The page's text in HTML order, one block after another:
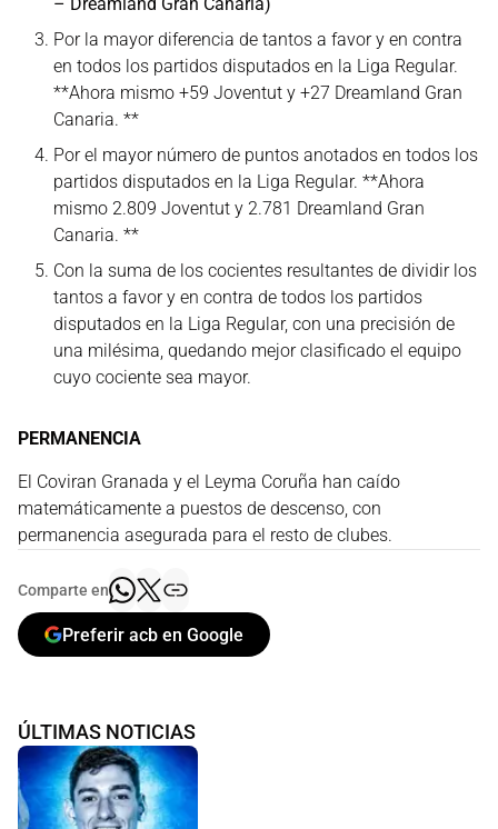
Por la mayor diferencia de tantos a favor y en contra
en todos los partidos disputados en la Liga Regular.
**Ahora mismo +59 Joventut y +27 Dreamland Gran
Canaria. **
Por el mayor número de puntos anotados en todos los
partidos disputados en la Liga Regular. **Ahora
mismo 2.809 Joventut y 2.781 Dreamland Gran
Canaria. **
Con la suma de los cocientes resultantes de dividir los
tantos a favor y en contra de todos los partidos
disputados en la Liga Regular, con una precisión de
una milésima, quedando mejor clasificado el equipo
cuyo cociente sea mayor.
PERMANENCIA
El Coviran Granada y el Leyma Coruña han caído
matemáticamente a puestos de descenso, con
permanencia asegurada para el resto de clubes.
Comparte en
Preferir acb en Google
ÚLTIMAS NOTICIAS